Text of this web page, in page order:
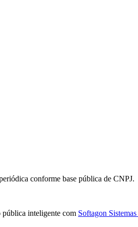
conforme base pública de CNPJ.
pública inteligente com Softagon Sistemas